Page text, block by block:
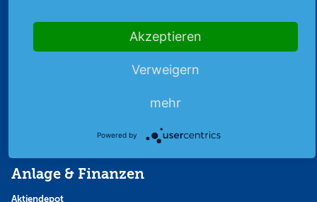
Vertrag widerrufen
Anlage & Finanzen
Aktiendepot
Akzeptieren
Verweigern
mehr
Powered by